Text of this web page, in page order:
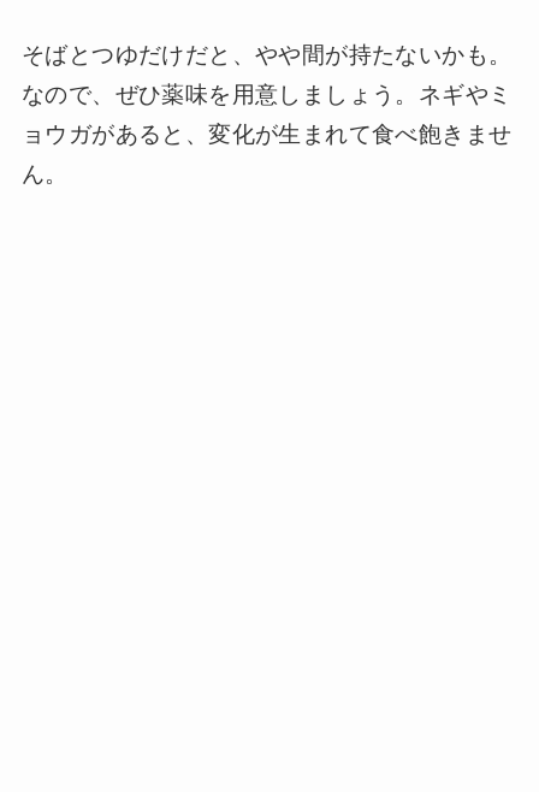
そばとつゆだけだと、やや間が持たないかも。
なので、ぜひ薬味を用意しましょう。ネギやミ
ョウガがあると、変化が生まれて食べ飽きませ
ん。